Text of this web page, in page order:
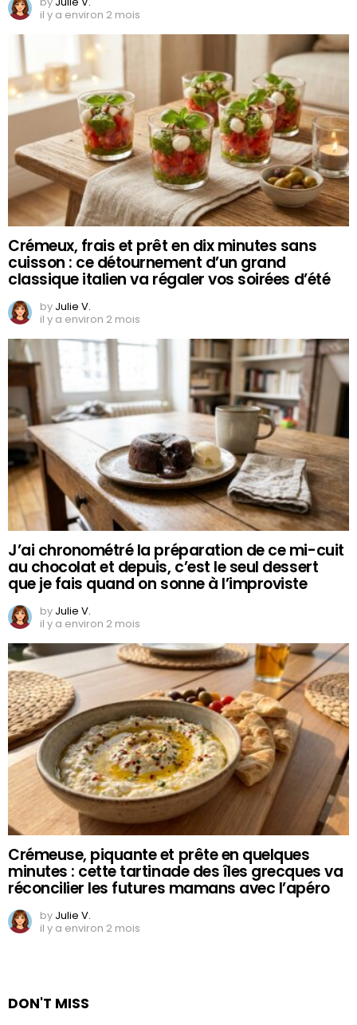
il y a environ 2 mois
Crémeux, frais et prêt en dix minutes sans
cuisson : ce détournement d’un grand
classique italien va régaler vos soirées d’été
by Julie V.
il y a environ 2 mois
J’ai chronométré la préparation de ce mi-cuit
au chocolat et depuis, c’est le seul dessert
que je fais quand on sonne à l’improviste
by Julie V.
il y a environ 2 mois
Crémeuse, piquante et prête en quelques
minutes : cette tartinade des îles grecques va
réconcilier les futures mamans avec l’apéro
by Julie V.
il y a environ 2 mois
DON'T MISS